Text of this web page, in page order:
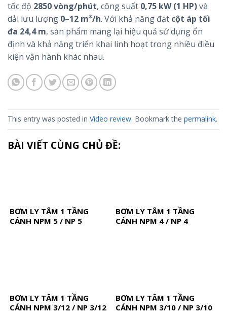
tốc độ 2850 vòng/phút, công suất 0,75 kW (1 HP)và
dải lưu lượng 0–12 m³/h. Với khả năng đạt cột áp tối
đa 24,4 m, sản phẩm mang lại hiệu quả sử dụng ổn
định và khả năng triển khai linh hoạt trong nhiều điều
kiện vận hành khác nhau.
This entry was posted in Video review. Bookmark the permalink.
BÀI VIẾT CÙNG CHỦ ĐỀ:
BƠM LY TÂM 1 TẦNG
CÁNH NPM 5 / NP 5
BƠM LY TÂM 1 TẦNG
CÁNH NPM 4 / NP 4
BƠM LY TÂM 1 TẦNG
CÁNH NPM 3/12 / NP 3/12
BƠM LY TÂM 1 TẦNG
CÁNH NPM 3/10 / NP 3/10